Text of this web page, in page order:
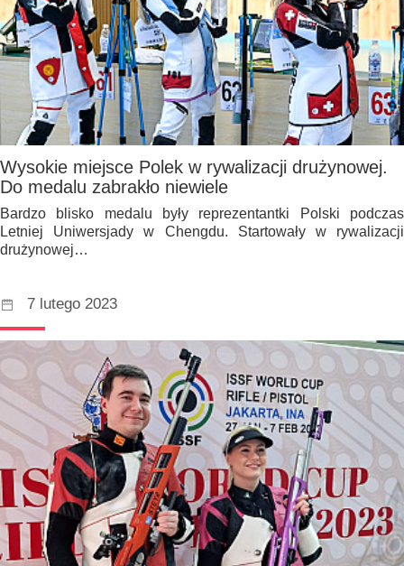
Wysokie miejsce Polek w rywalizacji drużynowej.
Do medalu zabrakło niewiele
Bardzo blisko medalu były reprezentantki Polski podczas
Letniej Uniwersjady w Chengdu. Startowały w rywalizacji
drużynowej…
7 lutego 2023